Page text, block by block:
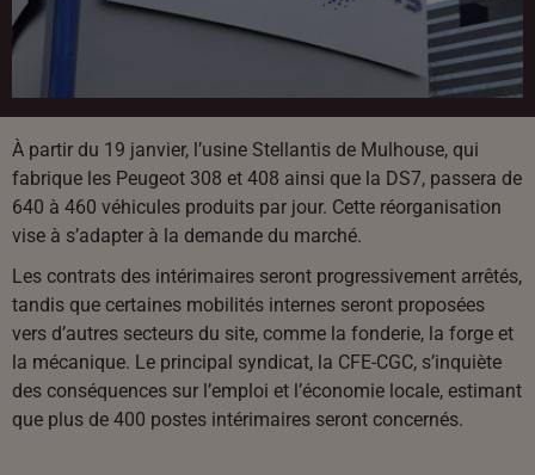
À partir du 19 janvier, l’usine Stellantis de Mulhouse, qui
fabrique les Peugeot 308 et 408 ainsi que la DS7, passera de
640 à 460 véhicules produits par jour. Cette réorganisation
vise à s’adapter à la demande du marché.
Les contrats des intérimaires seront progressivement arrêtés,
tandis que certaines mobilités internes seront proposées
vers d’autres secteurs du site, comme la fonderie, la forge et
la mécanique. Le principal syndicat, la CFE-CGC, s’inquiète
des conséquences sur l’emploi et l’économie locale, estimant
que plus de 400 postes intérimaires seront concernés.